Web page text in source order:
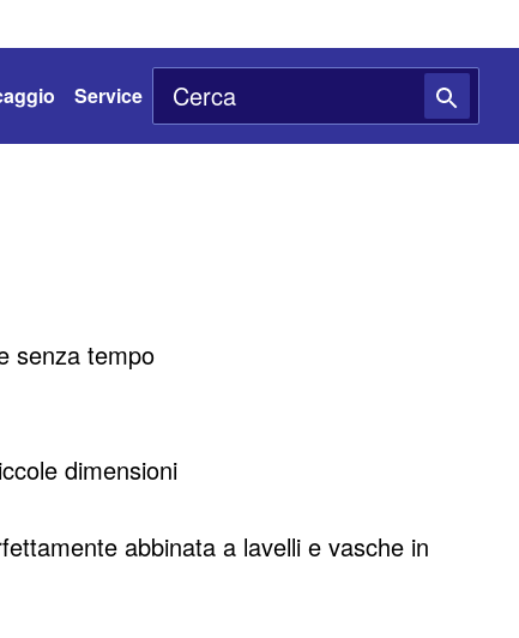
Service
senza tempo
dimensioni
abbinata a lavelli e vasche in